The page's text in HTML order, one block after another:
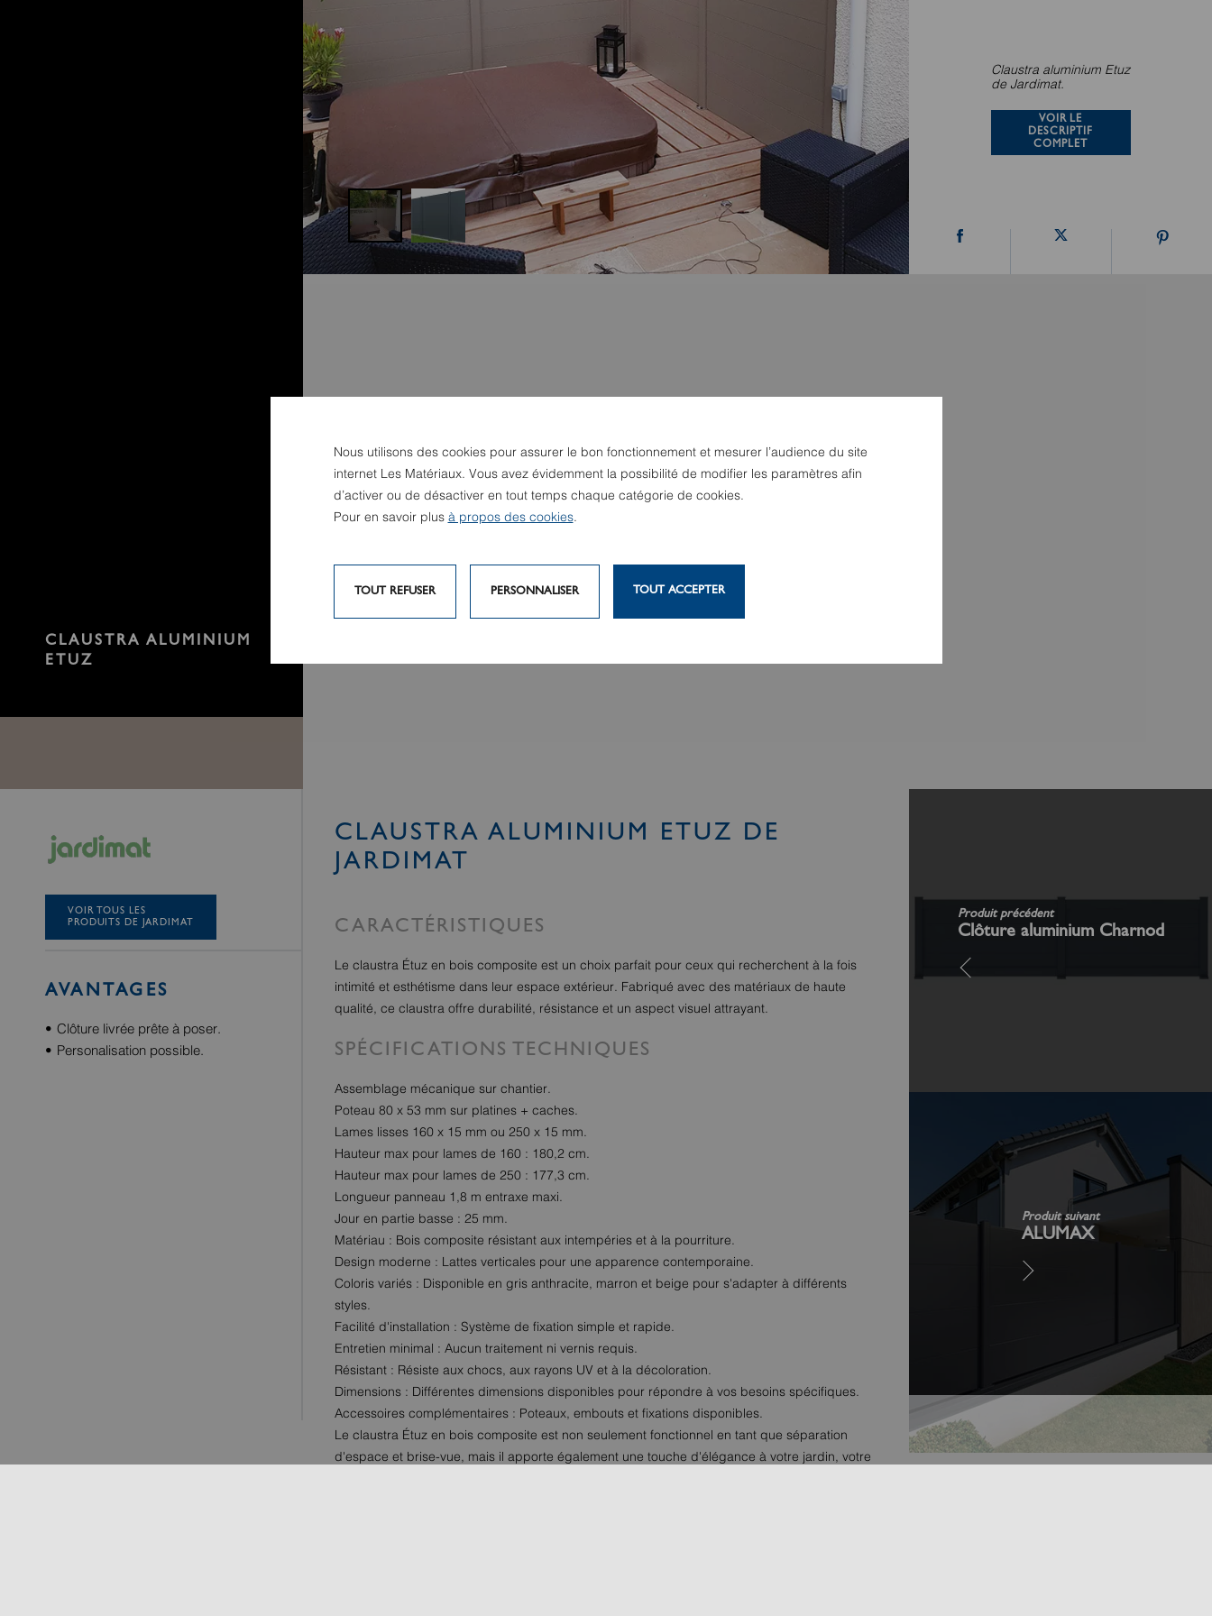
CLAUSTRA ALUMINIUM
ETUZ
Claustra aluminium Etuz
de Jardimat.
VOIR LE
DESCRIPTIF
COMPLET
VOIR TOUS LES
PRODUITS DE JARDIMAT
AVANTAGES
Clôture livrée prête à poser.
Personalisation possible.
CLAUSTRA ALUMINIUM ETUZ DE
JARDIMAT
CARACTÉRISTIQUES
Le claustra Étuz en bois composite est un choix parfait pour ceux qui recherchent à la fois
intimité et esthétisme dans leur espace extérieur. Fabriqué avec des matériaux de haute
qualité, ce claustra offre durabilité, résistance et un aspect visuel attrayant.
SPÉCIFICATIONS TECHNIQUES
Assemblage mécanique sur chantier.
Poteau 80 x 53 mm sur platines + caches.
Lames lisses 160 x 15 mm ou 250 x 15 mm.
Hauteur max pour lames de 160 : 180,2 cm.
Hauteur max pour lames de 250 : 177,3 cm.
Longueur panneau 1,8 m entraxe maxi.
Jour en partie basse : 25 mm.
Matériau : Bois composite résistant aux intempéries et à la pourriture.
Design moderne : Lattes verticales pour une apparence contemporaine.
Coloris variés : Disponible en gris anthracite, marron et beige pour s'adapter à différents
styles.
Facilité d'installation : Système de fixation simple et rapide.
Entretien minimal : Aucun traitement ni vernis requis.
Résistant : Résiste aux chocs, aux rayons UV et à la décoloration.
Dimensions : Différentes dimensions disponibles pour répondre à vos besoins spécifiques.
Accessoires complémentaires : Poteaux, embouts et fixations disponibles.
Le claustra Étuz en bois composite est non seulement fonctionnel en tant que séparation
d'espace et brise-vue, mais il apporte également une touche d'élégance à votre jardin, votre
Produit précédent
Clôture aluminium Charnod
Produit suivant
ALUMAX
Nous utilisons des cookies pour assurer le bon fonctionnement et mesurer l’audience du site
internet Les Matériaux. Vous avez évidemment la possibilité de modifier les paramètres afin
d’activer ou de désactiver en tout temps chaque catégorie de cookies.
Pour en savoir plus à propos des cookies.
TOUT REFUSER PERSONNALISER TOUT ACCEPTER